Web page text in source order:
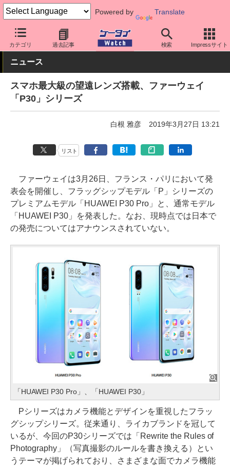
Powered by Translate
カテゴリ 過去記事 検索 Impressサイト
ケータイ Watch OS Android ファーウェイ
ニュース
スマホ最大級の望遠レンズ搭載、ファーウェイ
「P30」シリーズ
白根 雅彦 2019年3月27日 13:21
リスト
ファーウェイは3月26日、フランス・パリにおいて発
表会を開催し、フラッグシップモデル「P」シリーズの
プレミアムモデル「HUAWEI P30 Pro」と、通常モデル
「HUAWEI P30」を発表した。なお、現時点では日本で
の発売についてはアナウンスされていない。
「HUAWEI P30 Pro」、「HUAWEI P30」
Pシリーズはカメラ機能とデザインを重視したフラッ
グシップシリーズ。従来通り、ライカブランドを冠して
いるが、今回のP30シリーズでは「Rewrite the Rules of
Photography」（写真撮影のルールを書き換える）とい
うテーマが掲げられており、さまざまな面でカメラ機能